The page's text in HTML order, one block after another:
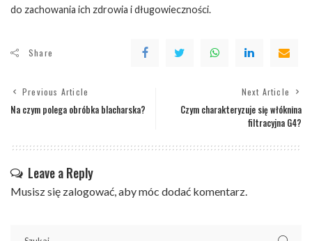
do zachowania ich zdrowia i długowieczności.
Share
Previous Article
Na czym polega obróbka blacharska?
Next Article
Czym charakteryzuje się włóknina
filtracyjna G4?
Leave a Reply
Musisz się zalogować, aby móc dodać komentarz.